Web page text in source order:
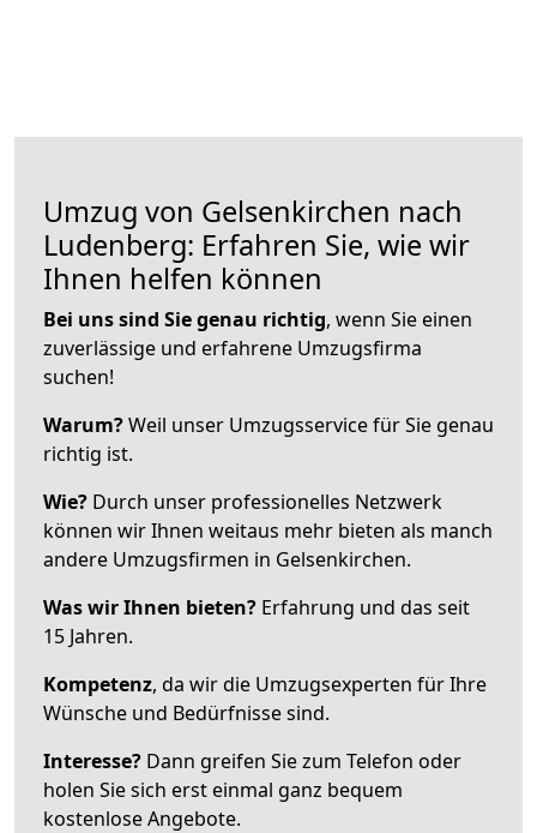
Umzug von Gelsenkirchen nach
Ludenberg: Erfahren Sie, wie wir
Ihnen helfen können
Bei uns sind Sie genau richtig, wenn Sie einen
zuverlässige und erfahrene Umzugsfirma
suchen!
Warum?Weil unser Umzugsservice für Sie genau
richtig ist.
Wie? Durch unser professionelles Netzwerk
können wir Ihnen weitaus mehr bieten als manch
andere Umzugsfirmen in Gelsenkirchen.
Was wir Ihnen bieten? Erfahrung und das seit
15 Jahren.
Kompetenz, da wir die Umzugsexperten für Ihre
Wünsche und Bedürfnisse sind.
Interesse? Dann greifen Sie zum Telefon oder
holen Sie sich erst einmal ganz bequem
kostenlose Angebote.